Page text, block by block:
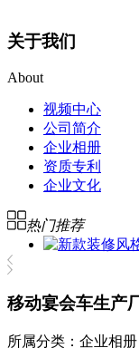
关于我们
About
视频中心
公司简介
企业相册
资质专利
企业文化
热门推荐
移动宴会车生产
所属分类：企业相